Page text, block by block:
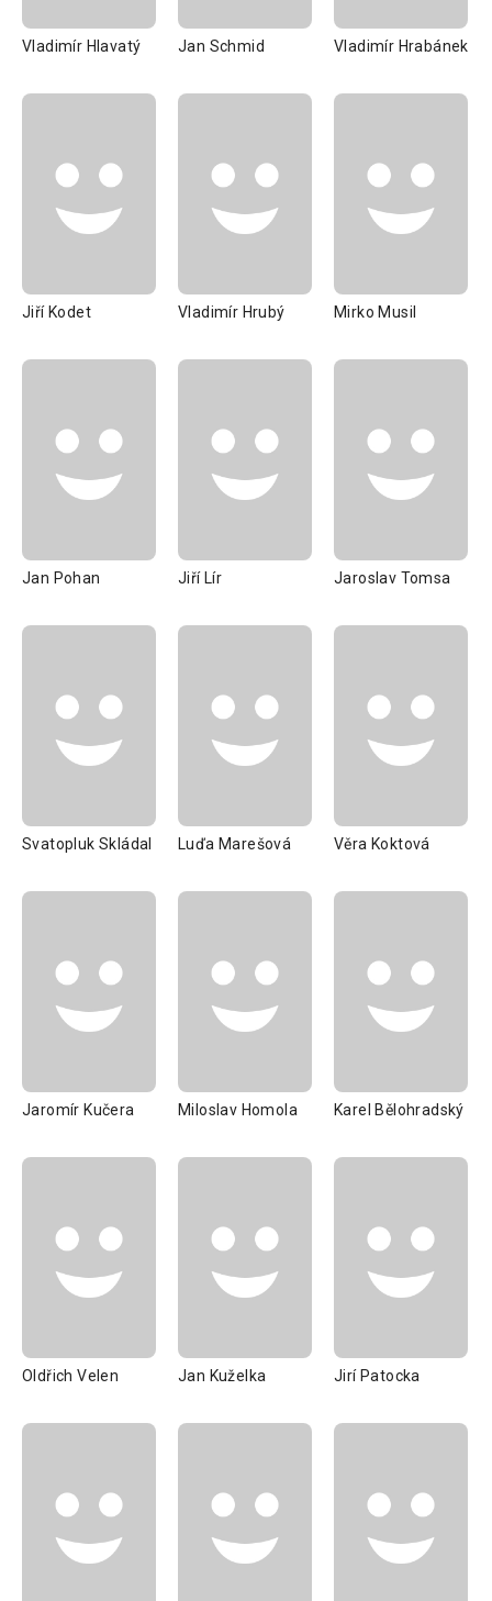
Vladimír Hlavatý Jan Schmid Vladimír Hrabánek
Jiří Kodet Vladimír Hrubý Mirko Musil
Jan Pohan Jiří Lír Jaroslav Tomsa
Svatopluk Skládal Luďa Marešová Věra Koktová
Jaromír Kučera Miloslav Homola Karel Bělohradský
Oldřich Velen Jan Kuželka Jirí Patocka